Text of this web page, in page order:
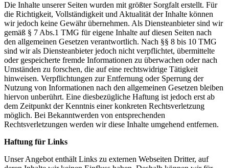
Die Inhalte unserer Seiten wurden mit größter Sorgfalt erstellt. Für
die Richtigkeit, Vollständigkeit und Aktualität der Inhalte können
wir jedoch keine Gewähr übernehmen. Als Diensteanbieter sind wir
gemäß § 7 Abs.1 TMG für eigene Inhalte auf diesen Seiten nach
den allgemeinen Gesetzen verantwortlich. Nach §§ 8 bis 10 TMG
sind wir als Diensteanbieter jedoch nicht verpflichtet, übermittelte
oder gespeicherte fremde Informationen zu überwachen oder nach
Umständen zu forschen, die auf eine rechtswidrige Tätigkeit
hinweisen. Verpflichtungen zur Entfernung oder Sperrung der
Nutzung von Informationen nach den allgemeinen Gesetzen bleiben
hiervon unberührt. Eine diesbezügliche Haftung ist jedoch erst ab
dem Zeitpunkt der Kenntnis einer konkreten Rechtsverletzung
möglich. Bei Bekanntwerden von entsprechenden
Rechtsverletzungen werden wir diese Inhalte umgehend entfernen.
Haftung für Links
Unser Angebot enthält Links zu externen Webseiten Dritter, auf